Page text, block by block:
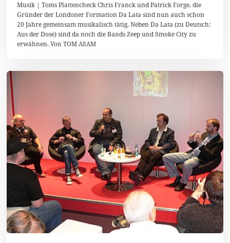
.
D
e
z
e
m
r
Musik | Toms Plattencheck Chris Franck und Patrick Forge, die
Gründer der Londoner Formation Da Lata sind nun auch schon
20 Jahre gemeinsam musikalisch tätig. Neben Da Lata (zu Deutsch:
Aus der Dose) sind da noch die Bands Zeep und Smoke City zu
erwähnen. Von TOM ASAM